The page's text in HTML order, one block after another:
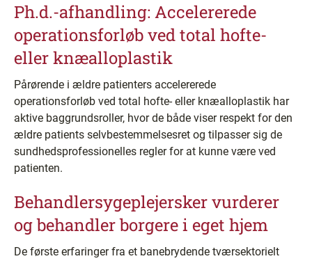
Ph.d.-afhandling: Accelererede
operationsforløb ved total hofte-
eller knæalloplastik
Pårørende i ældre patienters accelererede
operationsforløb ved total hofte- eller knæalloplastik har
aktive baggrundsroller, hvor de både viser respekt for den
ældre patients selvbestemmelsesret og tilpasser sig de
sundhedsprofessionelles regler for at kunne være ved
patienten.
Behandlersygeplejersker vurderer
og behandler borgere i eget hjem
De første erfaringer fra et banebrydende tværsektorielt